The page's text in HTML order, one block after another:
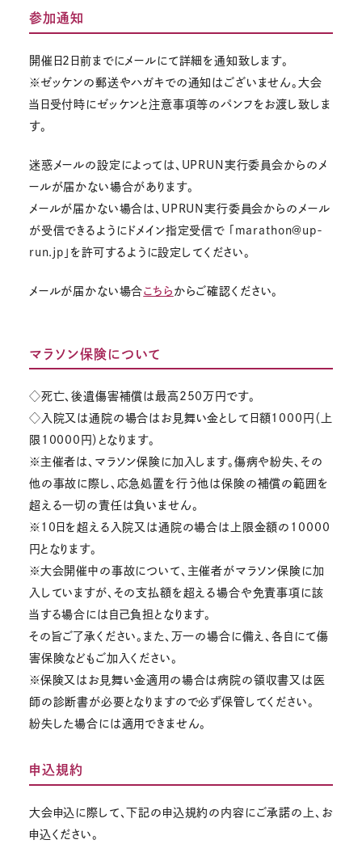
参加通知
開催日2日前までにメールにて詳細を通知致します。
※ゼッケンの郵送やハガキでの通知はございません。大会
当日受付時にゼッケンと注意事項等のパンフをお渡し致しま
す。
迷惑メールの設定によっては、UPRUN実行委員会からのメ
ールが届かない場合があります。
メールが届かない場合は、UPRUN実行委員会からのメール
が受信できるようにドメイン指定受信で 「marathon@up-
run.jp」を許可するように設定してください。
メールが届かない場合こちら からご確認ください。
マラソン保険について
◇死亡、後遺傷害補償は最高250万円です。
◇入院又は通院の場合はお見舞い金として日額1000円（上
限10000円）となります。
※主催者は、マラソン保険に加入します。傷病や紛失、その
他の事故に際し、応急処置を行う他は保険の補償の範囲を
超える一切の責任は負いません。
※10日を超える入院又は通院の場合は上限金額の10000
円となります。
※大会開催中の事故について、主催者がマラソン保険に加
入していますが、その支払額を超える場合や免責事項に該
当する場合には自己負担となります。
その旨ご了承ください。また、万一の場合に備え、各自にて傷
害保険などもご加入ください。
※保険又はお見舞い金適用の場合は病院の領収書又は医
師の診断書が必要となりますので必ず保管してください。
紛失した場合には適用できません。
申込規約
大会申込に際して、下記の申込規約の内容にご承諾の上、お
申込ください。